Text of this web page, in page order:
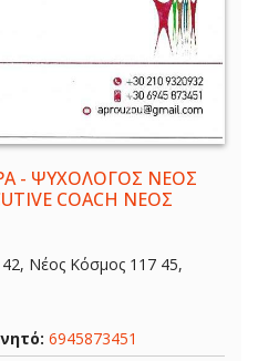
- ΨΥΧΟΛΟΓΟΣ ΝΕΟΣ
COACH ΝΕΟΣ
Νέος Κόσμος 117 45,
6945873451